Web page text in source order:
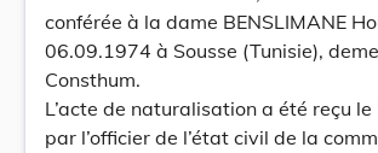
conférée à la dame BENSLIMANE
06.09.1974 à Sousse (Tunisie),
Consthum.
L’acte de naturalisation a été reçu
par l’officier de l’état civil de la